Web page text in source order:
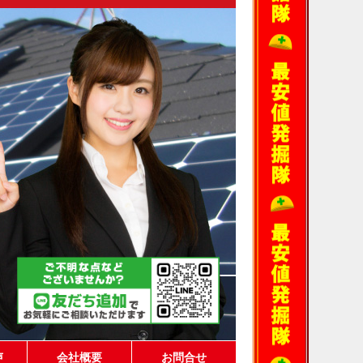
会社概要 お問合せ